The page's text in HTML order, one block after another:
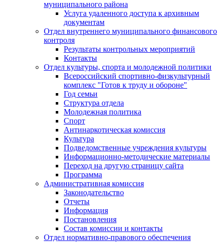
муниципального района
Услуга удаленного доступа к архивным
документам
Отдел внутреннего муниципального финансового
контроля
Результаты контрольных мероприятий
Контакты
Отдел культуры, спорта и молодежной политики
Всероссийский спортивно-физкультурный
комплекс "Готов к труду и обороне"
Год семьи
Структура отдела
Молодежная политика
Спорт
Антинаркотическая комиссия
Культура
Подведомственные учреждения культуры
Информационно-методические материалы
Переход на другую страницу сайта
Программа
Административная комиссия
Законодательство
Отчеты
Информация
Постановления
Состав комиссии и контакты
Отдел нормативно-правового обеспечения